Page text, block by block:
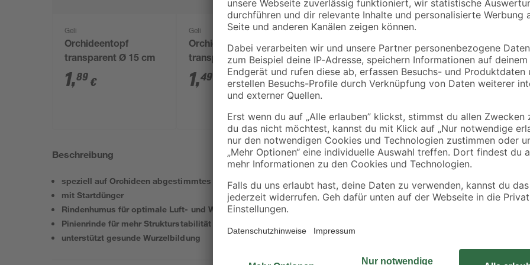
Geli
Orchideentopf
transparent Ø 15 cm
1,89 €
Geli
Orchideentopf
transparent Ø 12 cm
1,49
toom
Zimmerpflanzenerde
torffrei 10 l
5,99 €
Orchideentopf Ø 17
cm
2,29 €
Beschreibung
speziell auf Orchideen abgestimmtes Kultursubstrat
mit Startdünger
Rindenhumus für optimale Luft- und Wasserführung
Pinienrinde für mehr Strukturstabilität
unterstützt gesunde Wurzelbildung
Die spezielle Orchideenerde von
Schönheiten. Diese Erde enthält
Das gewährt eine perfekte Luft-
Blattgrünbildung. Die Pflanzen
Diese Spezialerde ist mit dem